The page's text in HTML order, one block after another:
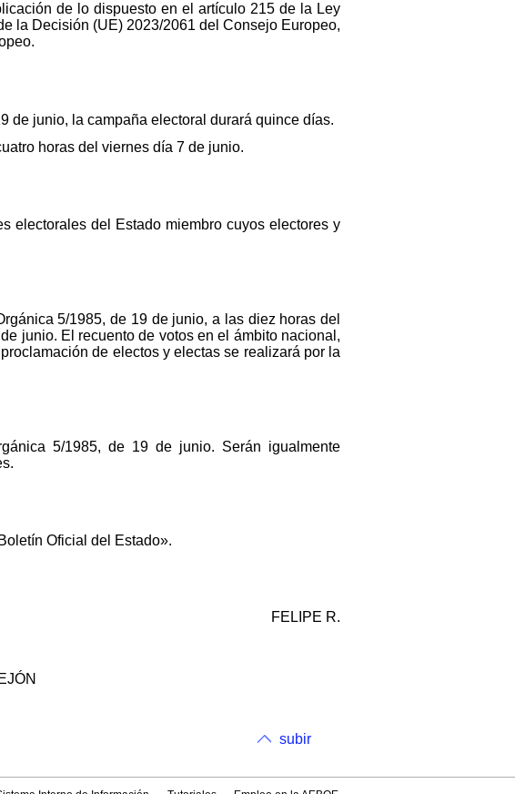
de lo dispuesto en el artículo 215 de la Ley
la Decisión (UE) 2023/2061 del Consejo Europeo,
de junio, la campaña electoral durará quince días.
horas del viernes día 7 de junio.
electorales del Estado miembro cuyos electores y
5/1985, de 19 de junio, a las diez horas del
junio. El recuento de votos en el ámbito nacional,
de electos y electas se realizará por la
5/1985, de 19 de junio. Serán igualmente
Oficial del Estado».
FELIPE R.
subir